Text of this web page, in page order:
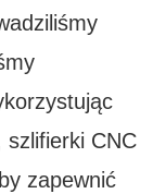
szlifierki CNC
zapewnić